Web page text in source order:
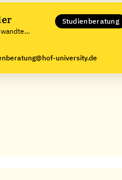
Studienberatung
university.de